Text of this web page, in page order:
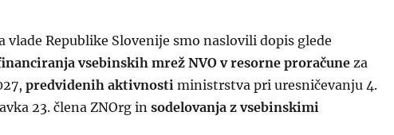
vlade Republike Slovenije smo naslovili dopis glede
vsebinskih mrež NVO v resorne proračuneza
predvidenih aktivnosti ministrstva pri uresničevanju 4.
23. člena ZNOrg in sodelovanja z vsebinskimi